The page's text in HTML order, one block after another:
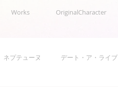
Works OriginalCharacter
ネプテューヌ デート・ア・ライブ